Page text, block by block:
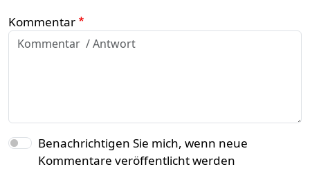
Kommentar
Benachrichtigen Sie mich, wenn neue
Kommentare veröffentlicht werden